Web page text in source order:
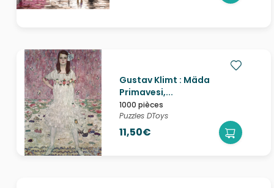
Gustav Klimt : Mäda
Primavesi,...
1000 pièces
Puzzles DToys
11,50€